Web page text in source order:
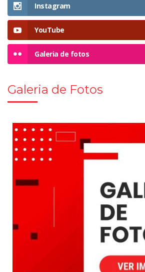
Instagram
YouTube
Galeria de fotos
Galeria de Fotos